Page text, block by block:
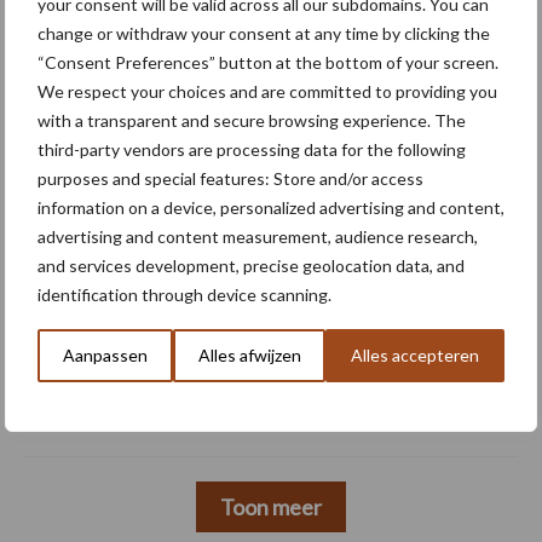
change or withdraw your consent at any time by clicking the
“Consent Preferences” button at the bottom of your screen.
We respect your choices and are committed to providing you
with a transparent and secure browsing experience. The
third-party vendors are processing data for the following
purposes and special features: Store and/or access
information on a device, personalized advertising and content,
advertising and content measurement, audience research,
and services development, precise geolocation data, and
identification through device scanning.
Aanpassen Alles afwijzen Alles accepteren
5 aug
Oogst biologische aardappelen in
volle gang
5 aug
Nieuwe compacte gedragen
pootcombinatie van AVR
4 aug Bruggen bouwen naar Oost-Europa
3 aug
Homburg en Escarda beëindigen
samenwerking
Toon meer